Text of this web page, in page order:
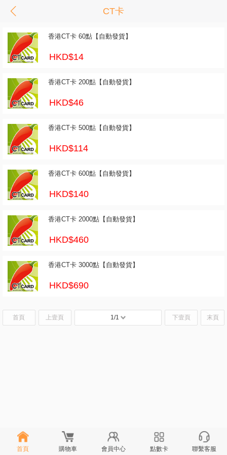
CT卡
香港CT卡 60點【自動發貨】
HKD$14
香港CT卡 200點【自動發貨】
HKD$46
香港CT卡 500點【自動發貨】
HKD$114
香港CT卡 600點【自動發貨】
HKD$140
香港CT卡 2000點【自動發貨】
HKD$460
香港CT卡 3000點【自動發貨】
HKD$690
首頁 上壹頁 1/1 下壹頁 末頁
首頁 購物車 會員中心 點數卡 聯繫客服